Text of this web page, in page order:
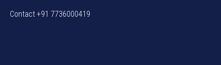
Contact +91 7736000419